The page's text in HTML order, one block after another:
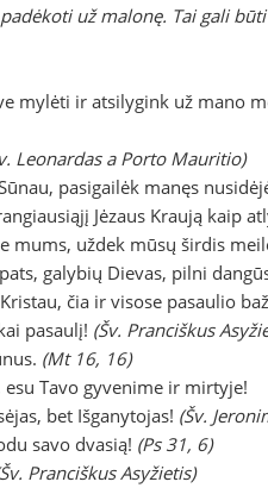
už malonę. Tai gali
mylėti ir atsilygink už mano
Leonardas a Porto Mauritio)
pasigailėk manęs
Jėzaus Kraują kaip
mums, uždek mūsų širdis
galybių Dievas, pilni
čia ir visose pasaulio
pasaulį! (Šv. Pranciškus
(Mt 16, 16)
esu Tavo gyvenime ir mirtyje!
bet Išganytojas! (Šv.
savo dvasią! (Ps 31, 6)
Pranciškus Asyžietis)